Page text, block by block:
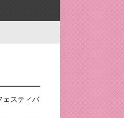
ェスティバ